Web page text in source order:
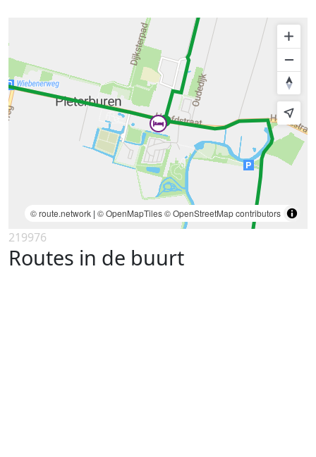
© route.network | © OpenMapTiles© OpenStreetMap contributors
219976
Routes in de buurt